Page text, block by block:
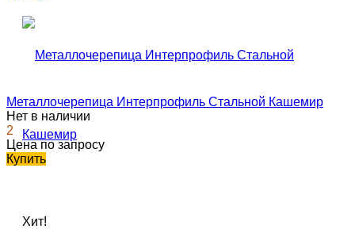
Металлочерепица Интерпрофиль Стальной Кашемир
Нет в наличии
2
Цена по запросу
Купить
Хит!